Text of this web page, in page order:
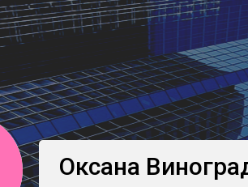
Оксана